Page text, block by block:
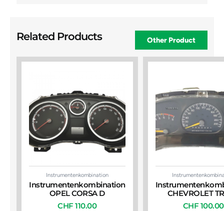
Related Products Other Product
Instrumentenkombination
Instrumentenkombination
OPEL CORSA D
CHF 110.00
CHEVROLET
CHF 100.00